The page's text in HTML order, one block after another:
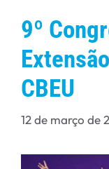
9º
CBEU
12 de março de